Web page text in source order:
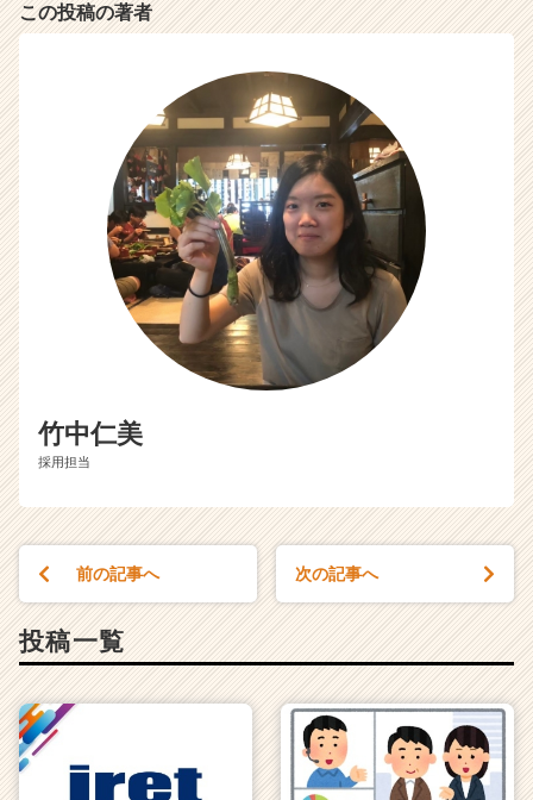
この投稿の著者
竹中仁美
採用担当
前の記事へ 次の記事へ
投稿一覧